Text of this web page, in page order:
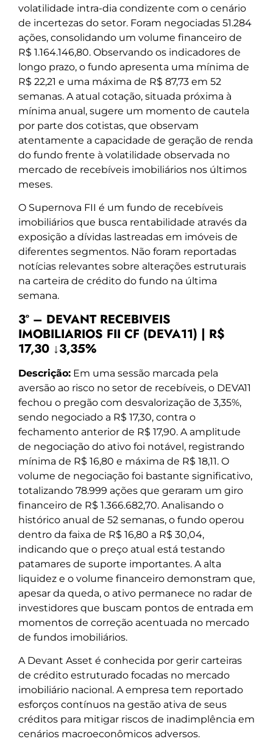
volatilidade intra-dia condizente com o cenário
de incertezas do setor. Foram negociadas 51.284
ações, consolidando um volume financeiro de
R$ 1.164.146,80. Observando os indicadores de
longo prazo, o fundo apresenta uma mínima de
R$ 22,21 e uma máxima de R$ 87,73 em 52
semanas. A atual cotação, situada próxima à
mínima anual, sugere um momento de cautela
por parte dos cotistas, que observam
atentamente a capacidade de geração de renda
do fundo frente à volatilidade observada no
mercado de recebíveis imobiliários nos últimos
meses.
O Supernova FII é um fundo de recebíveis
imobiliários que busca rentabilidade através da
exposição a dívidas lastreadas em imóveis de
diferentes segmentos. Não foram reportadas
notícias relevantes sobre alterações estruturais
na carteira de crédito do fundo na última
semana.
3º – DEVANT RECEBIVEIS
IMOBILIARIOS FII CF (DEVA11) | R$
17,30 ↓3,35%
Descrição: Em uma sessão marcada pela
aversão ao risco no setor de recebíveis, o DEVA11
fechou o pregão com desvalorização de 3,35%,
sendo negociado a R$ 17,30, contra o
fechamento anterior de R$ 17,90. A amplitude
de negociação do ativo foi notável, registrando
mínima de R$ 16,80 e máxima de R$ 18,11. O
volume de negociação foi bastante significativo,
totalizando 78.999 ações que geraram um giro
financeiro de R$ 1.366.682,70. Analisando o
histórico anual de 52 semanas, o fundo operou
dentro da faixa de R$ 16,80 a R$ 30,04,
indicando que o preço atual está testando
patamares de suporte importantes. A alta
liquidez e o volume financeiro demonstram que,
apesar da queda, o ativo permanece no radar de
investidores que buscam pontos de entrada em
momentos de correção acentuada no mercado
de fundos imobiliários.
A Devant Asset é conhecida por gerir carteiras
de crédito estruturado focadas no mercado
imobiliário nacional. A empresa tem reportado
esforços contínuos na gestão ativa de seus
créditos para mitigar riscos de inadimplência em
cenários macroeconômicos adversos.